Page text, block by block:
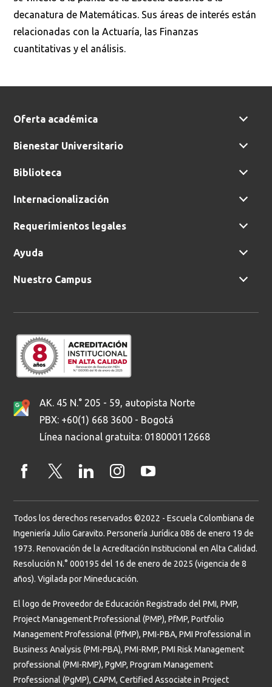
decanatura de Matemáticas. Sus áreas de interés están
relacionadas con la Actuaría, las Finanzas
cuantitativas y el análisis.Buscar
Oferta académica
Bienestar Universitario
Biblioteca
Internacionalización
Requerimientos legales
Ayuda
Nuestro Campus
AK. 45 N.° 205 - 59, autopista Norte
PBX: +60(1) 668 3600 - Bogotá
Línea nacional gratuita: 018000112668
Todos los derechos reservados ©2022 - Escuela Colombiana de
Ingeniería Julio Garavito. Personería Jurídica 086 de enero 19 de
1973. Renovación de la Acreditación Institucional en Alta Calidad.
Resolución N.° 000195 del 16 de enero de 2025 (vigencia de 8
años). Vigilada por Mineducación.
El logo de Proveedor de Educación Registrado del PMI, PMP,
Project Management Professional (PMP), PfMP, Portfolio
Management Professional (PfMP), PMI-PBA, PMI Professional in
Business Analysis (PMI-PBA), PMI-RMP, PMI Risk Management
professional (PMI-RMP), PgMP, Program Management
Professional (PgMP), CAPM, Certified Associate in Project